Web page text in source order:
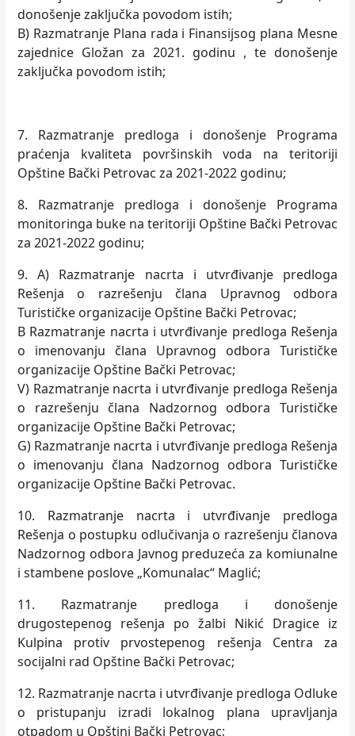
donošenje zaklјučka povodom istih;
B) Razmatranje Plana rada i Finansijsog plana Mesne
zajednice Gložan za 2021. godinu , te donošenje
zaklјučka povodom istih;
7. Razmatranje predloga i donošenje Programa
praćenja kvaliteta površinskih voda na teritoriji
Opštine Bački Petrovac za 2021-2022 godinu;
8. Razmatranje predloga i donošenje Programa
monitoringa buke na teritoriji Opštine Bački Petrovac
za 2021-2022 godinu;
9. A) Razmatranje nacrta i utvrđivanje predloga
Rešenja o razrešenju člana Upravnog odbora
Turističke organizacije Opštine Bački Petrovac;
B Razmatranje nacrta i utvrđivanje predloga Rešenja
o imenovanju člana Upravnog odbora Turističke
organizacije Opštine Bački Petrovac;
V) Razmatranje nacrta i utvrđivanje predloga Rešenja
o razrešenju člana Nadzornog odbora Turističke
organizacije Opštine Bački Petrovac;
G) Razmatranje nacrta i utvrđivanje predloga Rešenja
o imenovanju člana Nadzornog odbora Turističke
organizacije Opštine Bački Petrovac.
10. Razmatranje nacrta i utvrđivanje predloga
Rešenja o postupku odlučivanja o razrešenju članova
Nadzornog odbora Javnog preduzeća za komiunalne
i stambene poslove „Komunalac“ Maglić;
11. Razmatranje predloga i donošenje
drugostepenog rešenja po žalbi Nikić Dragice iz
Kulpina protiv prvostepenog rešenja Centra za
socijalni rad Opštine Bački Petrovac;
12. Razmatranje nacrta i utvrđivanje predloga Odluke
o pristupanju izradi lokalnog plana upravlјanja
otpadom u Opštini Bački Petrovac;